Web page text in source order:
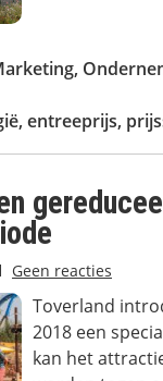
,
, entreeprijs,
Geen reacties
Toverland
2018 een
kan het